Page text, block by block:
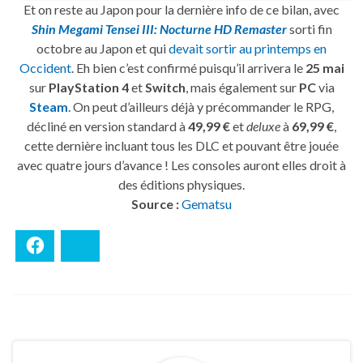
Et on reste au Japon pour la dernière info de ce bilan, avec
Shin Megami Tensei III: Nocturne HD Remastersorti fin
octobre au Japon et quidevait sortir au printemps en
Occident. Eh bien c’est confirmé puisqu’il arrivera le 25 mai
sur PlayStation 4et Switch , mais également sur PCvia
Steam . On peut d’ailleurs déjà y précommander le RPG,
décliné en version standard à49,99 €etdeluxeà 69,99 €
cette dernière incluant tous les DLC et pouvant être jouée
avec quatre jours d’avance ! Les consoles auront elles droit à
des éditions physiques.
Source :Gematsu